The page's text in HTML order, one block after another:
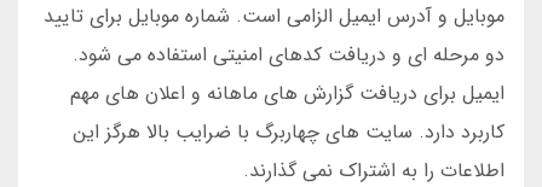
موبایل و آدرس ایمیل الزامی است. شماره موبایل برای تایید
دو مرحله ای و دریافت کدهای امنیتی استفاده می شود.
ایمیل برای دریافت گزارش های ماهانه و اعلان های مهم
کاربرد دارد. سایت های چهاربرگ با ضرایب بالا هرگز این
اطلاعات را به اشتراک نمی گذارند.